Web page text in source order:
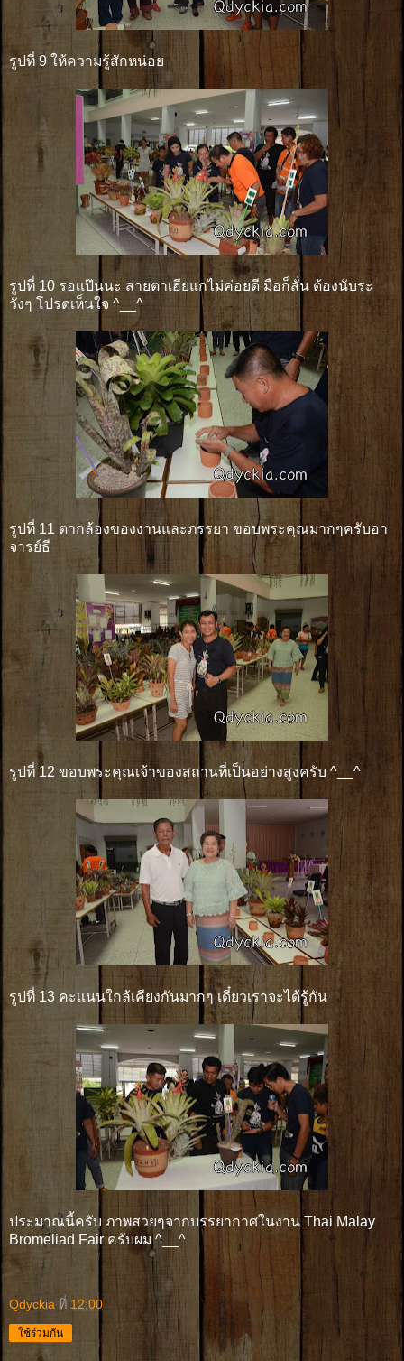
รูปที่ 9 ให้ความรู้สักหน่อย
รูปที่ 10 รอเเป๊นนะ สายตาเฮียแกไม่ค่อยดี มือก็สั่น ต้องนับระ
วังๆ โปรดเห็นใจ ^__^
รูปที่ 11 ตากล้องของงานและภรรยา ขอบพระคุณมากๆครับอา
จารย์ธี
รูปที่ 12 ขอบพระคุณเจ้าของสถานที่เป็นอย่างสูงครับ ^__^
รูปที่ 13 คะเเนนใกล้เคียงกันมากๆ เดี๋ยวเราจะได้รู้กัน
ประมาณนี้ครับ ภาพสวยๆจากบรรยากาศในงาน Thai Malay
Bromeliad Fair ครับผม ^__^
Qdyckia ที่ 12:00
ใช้ร่วมกัน